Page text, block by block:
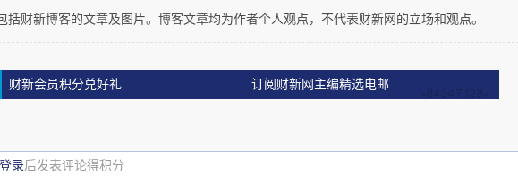
光；校友出事，学校迅速撇清。这种关系是世之常情，但前提应该是：
有多少关系？如果有关系，那应该反思教育；如果没有关系，那就没有资
择了最方便的一条路：用"育人理念"划清界限，同时占据道德高地，既显
括财新博客的文章及图片。博客文章均为作者个人观点，不代表财新网的立场和观点。
财新会员积分兑好礼 订阅财新网主编精选电邮
登录后发表评论得积分